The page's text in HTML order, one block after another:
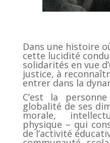
Dans une histoire
cette lucidité
solidarités en vue
justice, à
entrer dans la
C’est la
globalité de ses
morale,
physique – qui
de l’activité